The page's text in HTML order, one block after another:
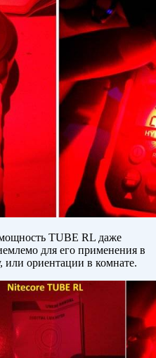
TUBE RL даже
для его применения в
или ориентации в комнате.